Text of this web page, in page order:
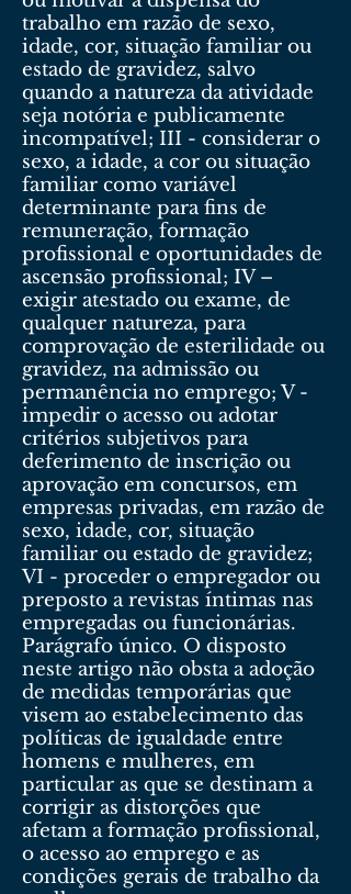
trabalho em razão de sexo,
idade, cor, situação familiar ou
estado de gravidez, salvo
quando a natureza da atividade
seja notória e publicamente
incompatível; III - considerar o
sexo, a idade, a cor ou situação
familiar como variável
determinante para fins de
remuneração, formação
profissional e oportunidades de
ascensão profissional; IV –
exigir atestado ou exame, de
qualquer natureza, para
comprovação de esterilidade ou
gravidez, na admissão ou
permanência no emprego; V -
impedir o acesso ou adotar
critérios subjetivos para
deferimento de inscrição ou
aprovação em concursos, em
empresas privadas, em razão de
sexo, idade, cor, situação
familiar ou estado de gravidez;
VI - proceder o empregador ou
preposto a revistas íntimas nas
empregadas ou funcionárias.
Parágrafo único. O disposto
neste artigo não obsta a adoção
de medidas temporárias que
visem ao estabelecimento das
políticas de igualdade entre
homens e mulheres, em
particular as que se destinam a
corrigir as distorções que
afetam a formação profissional,
o acesso ao emprego e as
condições gerais de trabalho da